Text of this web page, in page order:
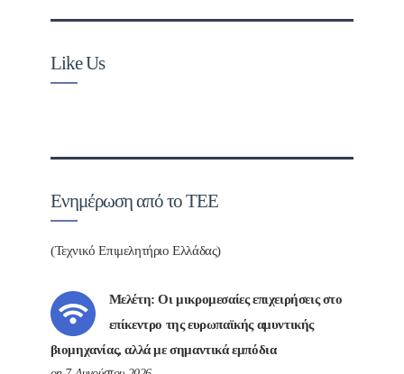
Like Us
Ενημέρωση από το ΤΕΕ
(Τεχνικό Επιμελητήριο Ελλάδας)
Μελέτη: Οι μικρομεσαίες επιχειρήσεις στο
επίκεντρο της ευρωπαϊκής αμυντικής
βιομηχανίας, αλλά με σημαντικά εμπόδια